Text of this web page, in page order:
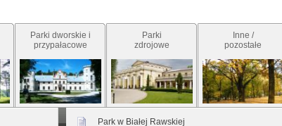
Parki dworskie i
przypałacowe
Parki
zdrojowe
Inne /
pozostałe
Park w Białej Rawskiej